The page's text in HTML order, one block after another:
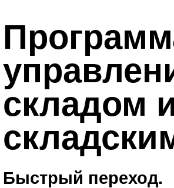
складом
Быстрый переход.